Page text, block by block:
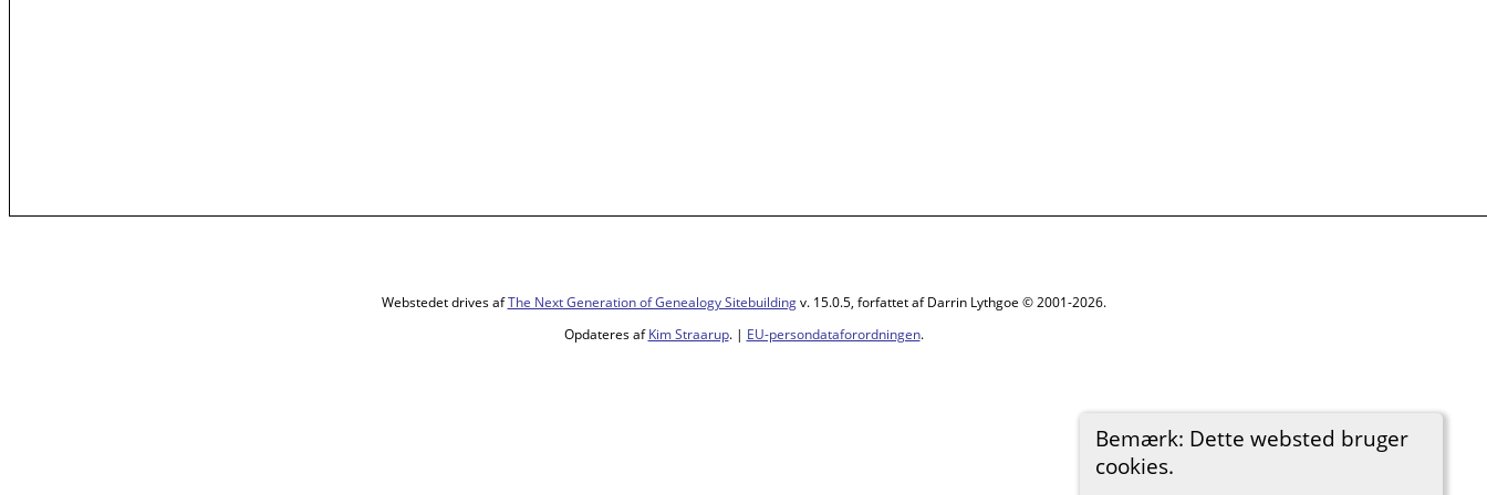
Bemærk: Dette websted bruger
cookies.
Webstedet drives afThe Next Generation of Genealogy Sitebuildingv. 15.0.5, forfattet af Darrin Lythgoe © 2001-2026.
Opdateres afKim Straarup. | EU-persondataforordningen.